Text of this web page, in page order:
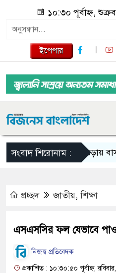
১০:৩০ পূর্বাহ্ন,
ইপেপার
সংবাদ শিরোনাম :বগুড়ায়
প্রচ্ছদ জাতীয়,শিক্ষা
এসএসসির ফল যেভাবে
নিজস্ব প্রতিবেদক
প্রকাশিত : ১০:৩০:৫০ পূর্বাহ্ন,